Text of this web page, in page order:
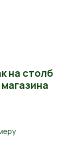
на столб